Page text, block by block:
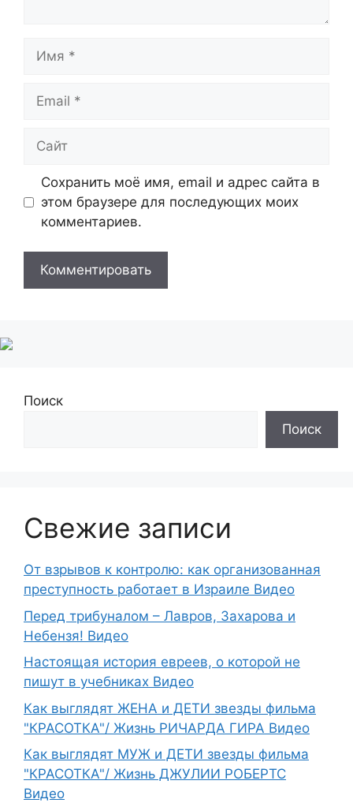
Сохранить моё имя, email и адрес сайта в
этом браузере для последующих моих
комментариев.
Поиск
Поиск
Свежие записи
От взрывов к контролю: как организованная
преступность работает в Израиле Видео
Перед трибуналом – Лавров, Захарова и
Небензя! Видео
Настоящая история евреев, о которой не
пишут в учебниках Видео
Как выглядят ЖЕНА и ДЕТИ звезды фильма
"КРАСОТКА"/ Жизнь РИЧАРДА ГИРА Видео
Как выглядят МУЖ и ДЕТИ звезды фильма
"КРАСОТКА"/ Жизнь ДЖУЛИИ РОБЕРТС
Видео